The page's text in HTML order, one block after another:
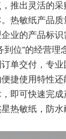
推出灵活的
热敏纸产品
业的产品标
到位”的经营
单交付，专
捷使用特性
即可快速完
热敏纸，防水